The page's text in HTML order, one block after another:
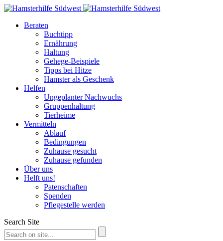
Beraten
Buchtipp
Ernährung
Haltung
Gehege-Beispiele
Tipps bei Hitze
Hamster als Geschenk
Helfen
Ungeplanter Nachwuchs
Gruppenhaltung
Tierheime
Vermitteln
Ablauf
Bedingungen
Zuhause gesucht
Zuhause gefunden
Über uns
Helft uns!
Patenschaften
Spenden
Pflegestelle werden
Search Site